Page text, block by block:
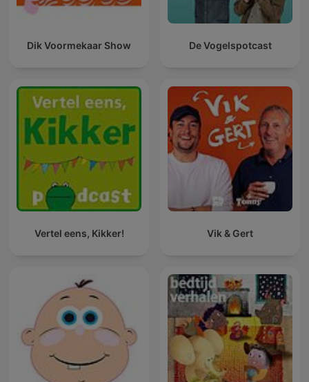
Dik Voormekaar Show De Vogelspotcast
Vertel eens, Kikker! Vik & Gert